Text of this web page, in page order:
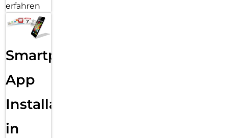
erfahren
Smartphone
App
Installation
in